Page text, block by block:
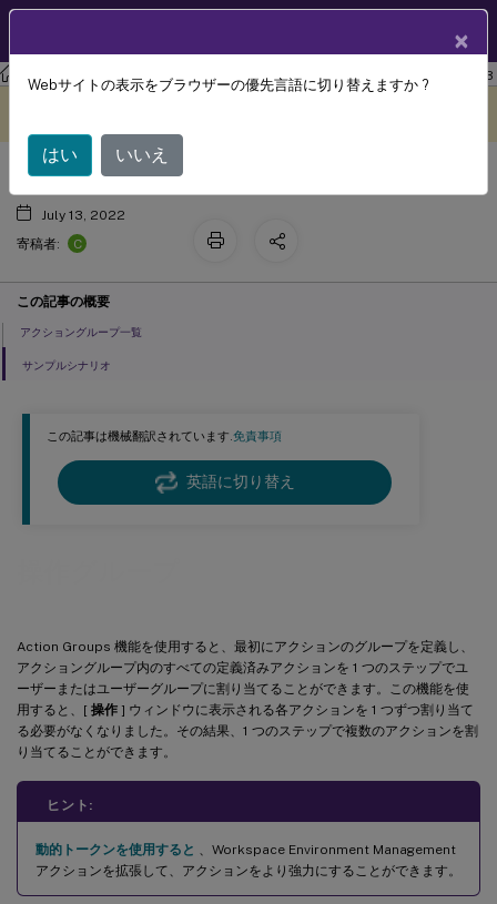
ワークスペース環境管理 Workspace Environment Management 2103
この記事は機械翻訳されています.免責事項
英語に切り替え
Action Groups 機能を使用すると、最初にアクションのグループを定義し、
アクショングループ内のすべての定義済みアクションを 1 つのステップでユ
ーザーまたはユーザーグループに割り当てることができます。この機能を使
用すると、[ 操作 ] ウィンドウに表示される各アクションを 1 つずつ割り当て
る必要がなくなりました。その結果、1 つのステップで複数のアクションを割
り当てることができます。
ヒント:
動的トークンを使用すると
、Workspace Environment Management
アクションを拡張して、アクションをより強力にすることができます。
操作グループ
July 13, 2022
寄稿者:
C
この記事の概要
アクショングループ一覧
サンプルシナリオ
×
Webサイトの表示をブラウザーの優先言語に切り替えますか ?
はい いいえ